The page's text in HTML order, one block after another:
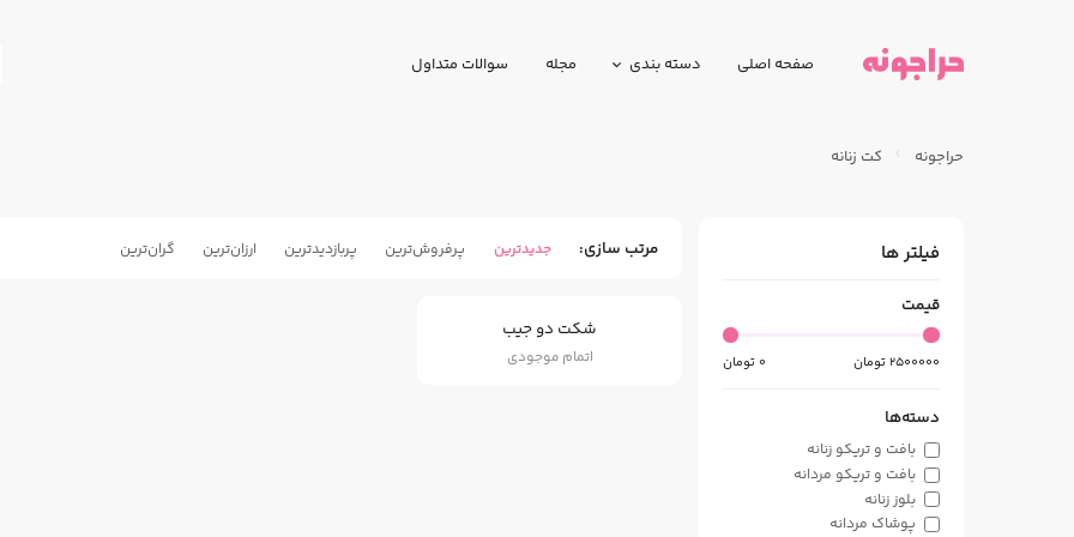
صفحه اصلی دسته بندی مجله سوالات متداول
حراجونه کت زنانه
فیلتر ها
قیمت
0 تومان 2500000تومان
دسته‌ها
بافت و تریکو زنانه
بافت و تریکو مردانه
بلوز زنانه
پوشاک مردانه
مرتب سازی جدیدترین پرفروش‌ترین پربازدید‌ترین ارزان‌ترین گران‌ترین
شکت دو جیب
اتمام موجودی